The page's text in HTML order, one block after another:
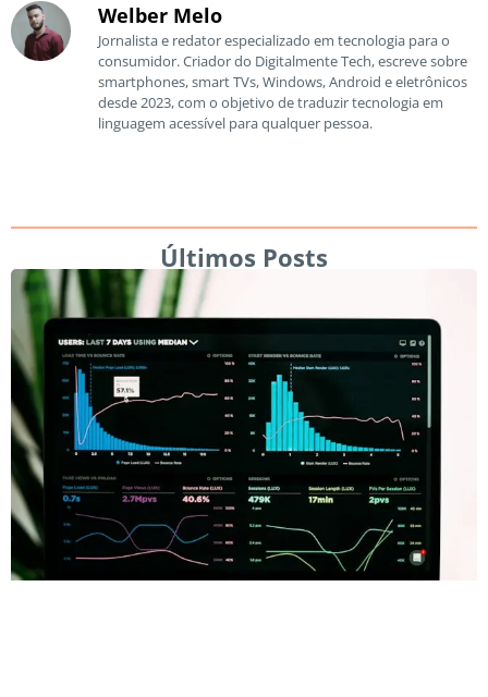
Welber Melo
Jornalista e redator especializado em tecnologia para o
consumidor. Criador do Digitalmente Tech, escreve sobre
smartphones, smart TVs, Windows, Android e eletrônicos
desde 2023, com o objetivo de traduzir tecnologia em
linguagem acessível para qualquer pessoa.
Últimos Posts